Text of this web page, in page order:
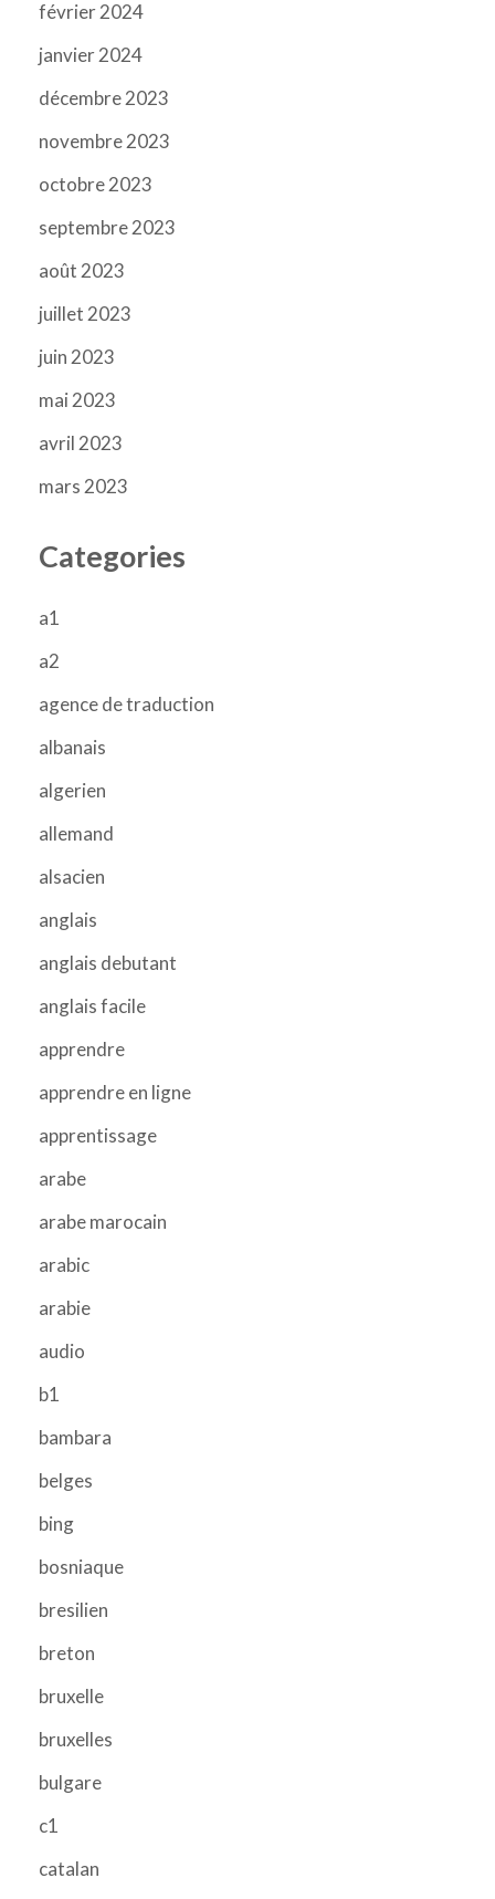
février 2024
janvier 2024
décembre 2023
novembre 2023
octobre 2023
septembre 2023
août 2023
juillet 2023
juin 2023
mai 2023
avril 2023
mars 2023
Categories
a1
a2
agence de traduction
albanais
algerien
allemand
alsacien
anglais
anglais debutant
anglais facile
apprendre
apprendre en ligne
apprentissage
arabe
arabe marocain
arabic
arabie
audio
b1
bambara
belges
bing
bosniaque
bresilien
breton
bruxelle
bruxelles
bulgare
c1
catalan